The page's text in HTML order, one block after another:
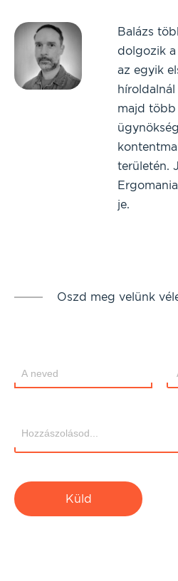
Balázs
dolgozik
az egyik
majd több
területén.
je.
Oszd meg velünk
Küld